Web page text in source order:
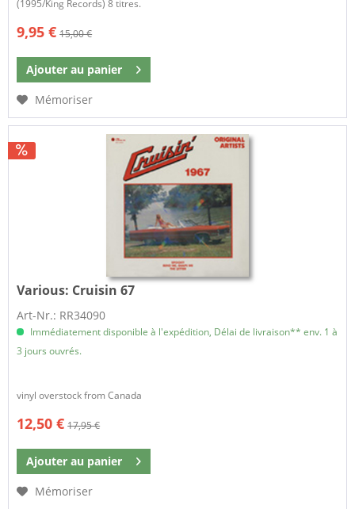
(1995/King Records) 8 titres.
9,95 € 15,00 €
Ajouter au panier
Mémoriser
Various: Cruisin 67
Art-Nr.: RR34090
Immédiatement disponible à l'expédition, Délai de livraison** env. 1 à
3 jours ouvrés.
vinyl overstock from Canada
12,50 € 17,95 €
Ajouter au panier
Mémoriser